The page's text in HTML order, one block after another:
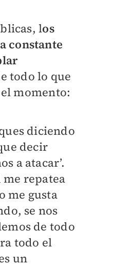
los
constante
todo lo que
momento:
diciendo
decir
a atacar’.
repatea
me gusta
se nos
de todo
todo el
un